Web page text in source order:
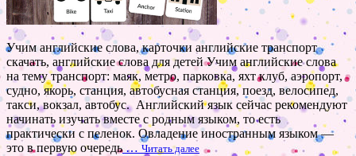
Учим английские слова, карточки английские транспорт
скачать, английские слова для детей Учим английские слова
на тему транспорт: маяк, метро, парковка, яхт клуб, аэропорт,
судно, якорь, станция, автобусная станция, поезд, велосипед,
такси, вокзал, автобус. Английский язык сейчас рекомендуют
начинать изучать вместе с родным языком, то есть
практически с пеленок. Овладение иностранным языком —
это в первую очередь… Читать далее